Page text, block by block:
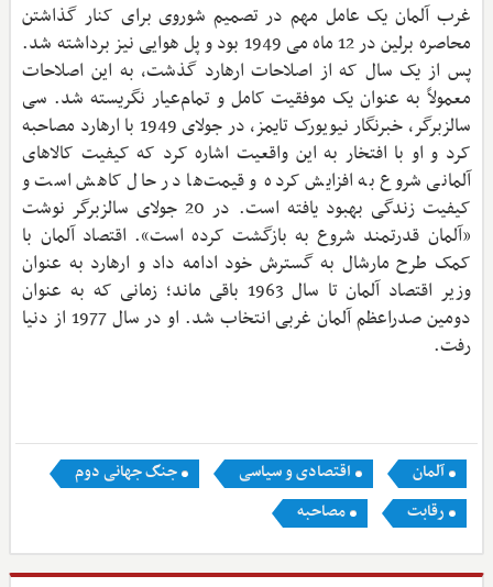
غرب آلمان یک عامل مهم در تصمیم شوروی برای کنار گذاشتن
محاصره برلین در 12 ماه می 1949 بود و پل هوایی نیز برداشته شد.
پس از یک سال که از اصلاحات ارهارد گذشت، به این اصلاحات
معمولاً به عنوان یک موفقیت کامل و تمام‌عیار نگریسته شد. سی
سالزبرگر، خبرنگار نیویورک تایمز، در جولای 1949 با ارهارد مصاحبه
کرد و او با افتخار به این واقعیت اشاره کرد که کیفیت کالاهای
آلمانی شروع به افزایش کرده و قیمت‌ها در حال کاهش است و
کیفیت زندگی بهبود یافته است. در 20 جولای سالزبرگر نوشت
«آلمان قدرتمند شروع به بازگشت کرده است». اقتصاد آلمان با
کمک طرح مارشال به گسترش خود ادامه داد و ارهارد به عنوان
وزیر اقتصاد آلمان تا سال 1963 باقی ماند؛ زمانی که به عنوان
دومین صدراعظم آلمان غربی انتخاب شد. او در سال 1977 از دنیا
رفت.
آلمان اقتصادی و سیاسی
جنگ جهانی دوم
رقابت
مصاحبه